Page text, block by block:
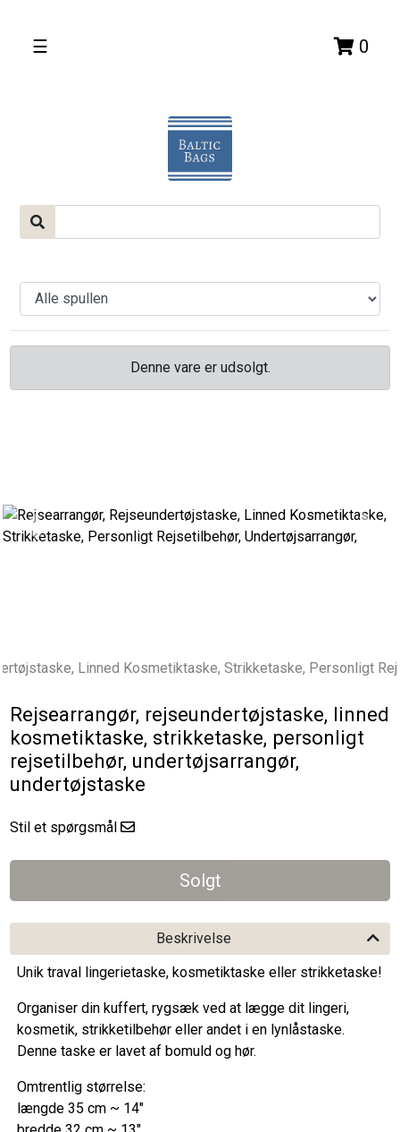
☰ 0
Denne vare er udsolgt.
Previous
Rejsearrangør, rejseundertøjstaske, linned
kosmetiktaske, strikketaske, personligt
rejsetilbehør, undertøjsarrangør,
undertøjstaske
Stil et spørgsmål
Beskrivelse
Unik traval lingerietaske, kosmetiktaske eller strikketaske!
Organiser din kuffert, rygsæk ved at lægge dit lingeri,
kosmetik, strikketilbehør eller andet i en lynlåstaske.
Denne taske er lavet af bomuld og hør.
Omtrentlig størrelse:
længde 35 cm ~ 14"